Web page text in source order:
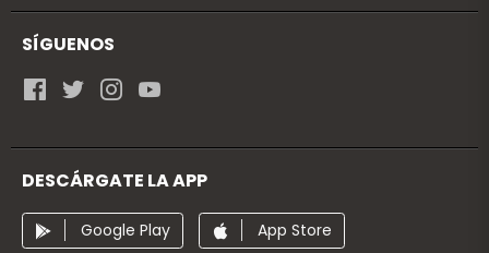
SÍGUENOS
DESCÁRGATE LA APP
Google Play App Store